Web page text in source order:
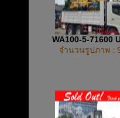
WA100-5-71600
จำนวนรูปภาพ :